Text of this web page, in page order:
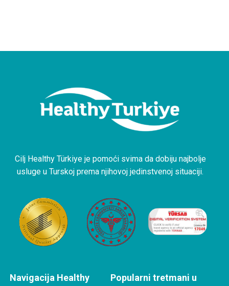
Cilj Healthy Türkiye je pomoći svima da dobiju najbolje
usluge u Turskoj prema njihovoj jedinstvenoj situaciji.
Navigacija Healthy Popularni tretmani u